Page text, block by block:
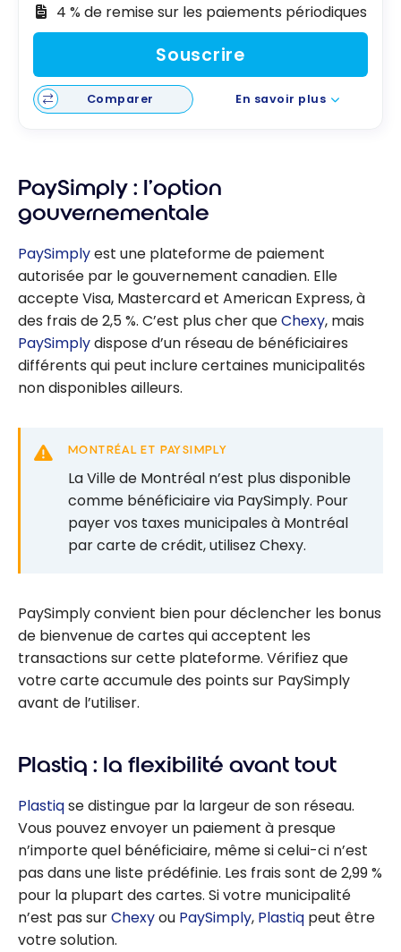
4 % de remise sur les paiements périodiques
Souscrire
Comparer En savoir plus
PaySimply : l’option
gouvernementale
PaySimplyest une plateforme de paiement
autorisée par le gouvernement canadien. Elle
accepte Visa, Mastercard et American Express, à
des frais de 2,5 %. C’est plus cher queChexy, mais
PaySimplydispose d’un réseau de bénéficiaires
différents qui peut inclure certaines municipalités
non disponibles ailleurs.
MONTRÉAL ET PAYSIMPLY
La Ville de Montréal n’est plus disponible
comme bénéficiaire via PaySimply. Pour
payer vos taxes municipales à Montréal
par carte de crédit, utilisez Chexy.
PaySimply convient bien pour déclencher les bonus
de bienvenue de cartes qui acceptent les
transactions sur cette plateforme. Vérifiez que
votre carte accumule des points sur PaySimply
avant de l’utiliser.
Plastiq : la flexibilité avant tout
Plastiqse distingue par la largeur de son réseau.
Vous pouvez envoyer un paiement à presque
n’importe quel bénéficiaire, même si celui-ci n’est
pas dans une liste prédéfinie. Les frais sont de 2,99 %
pour la plupart des cartes. Si votre municipalité
n’est pas surChexyou PaySimply, Plastiq peut être
votre solution.